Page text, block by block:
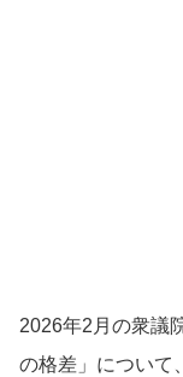
2026年2月の衆議
の格差」について